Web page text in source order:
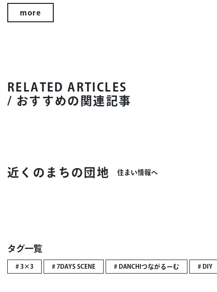
more
RELATED ARTICLES
/ おすすめの関連記事
近くのまちの団地 住まい情報へ
タグ一覧
# 3×3 # 7DAYS SCENE # DANCHIつながるーむ # DIY